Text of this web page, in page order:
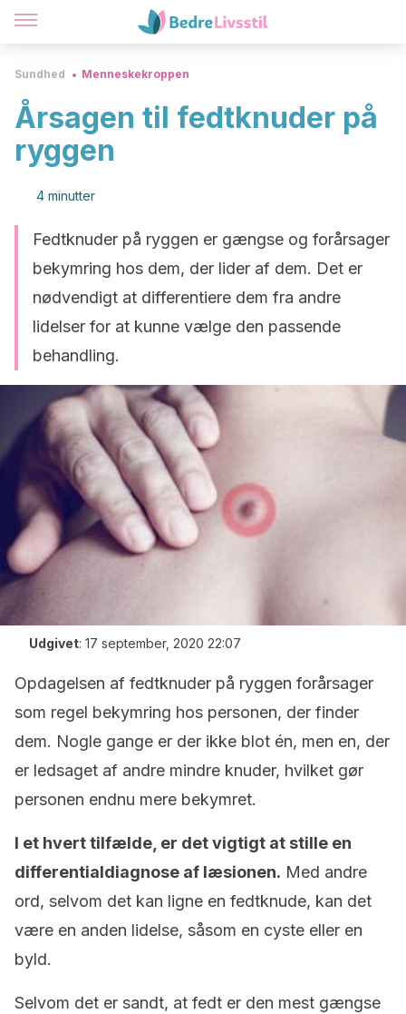
Sundhed Menneskekroppen
Årsagen til fedtknuder på
ryggen
4 minutter
Fedtknuder på ryggen er gængse og forårsager
bekymring hos dem, der lider af dem. Det er
nødvendigt at differentiere dem fra andre
lidelser for at kunne vælge den passende
behandling.
Udgivet: 17 september, 2020 22:07
Opdagelsen af fedtknuder på ryggen forårsager
som regel bekymring hos personen, der finder
dem. Nogle gange er der ikke blot én, men en, der
er ledsaget af andre mindre knuder, hvilket gør
personen endnu mere bekymret.
I et hvert tilfælde, er det vigtigt at stille en
differentialdiagnose af læsionen. Med andre
ord, selvom det kan ligne en fedtknude, kan det
være en anden lidelse, såsom en cyste eller en
byld.
Selvom det er sandt, at fedt er den mest gængse